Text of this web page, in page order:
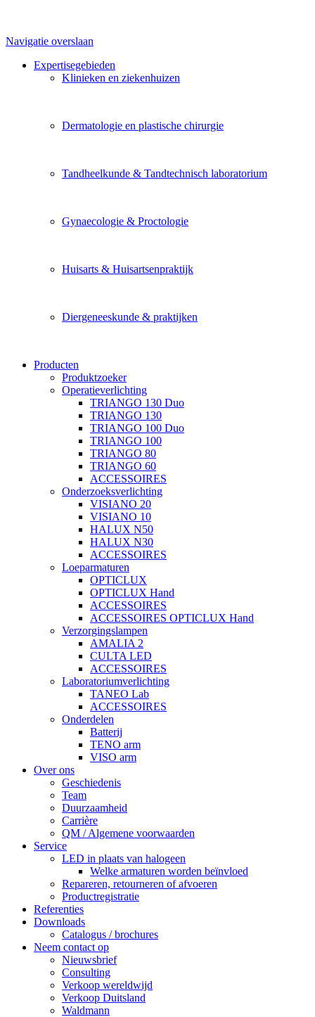
Navigatie overslaan
Expertisegebieden
Klinieken en ziekenhuizen
Dermatologie en plastische chirurgie
Tandheelkunde & Tandtechnisch laboratorium
Gynaecologie & Proctologie
Huisarts & Huisartsenpraktijk
Diergeneeskunde & praktijken
Producten
Produktzoeker
Operatieverlichting
TRIANGO 130 Duo
TRIANGO 130
TRIANGO 100 Duo
TRIANGO 100
TRIANGO 80
TRIANGO 60
ACCESSOIRES
Onderzoeksverlichting
VISIANO 20
VISIANO 10
HALUX N50
HALUX N30
ACCESSOIRES
Loeparmaturen
OPTICLUX
OPTICLUX Hand
ACCESSOIRES
ACCESSOIRES OPTICLUX Hand
Verzorgingslampen
AMALIA 2
CULTA LED
ACCESSOIRES
Laboratoriumverlichting
TANEO Lab
ACCESSOIRES
Onderdelen
Batterij
TENO arm
VISO arm
Over ons
Geschiedenis
Team
Duurzaamheid
Carrière
QM / Algemene voorwaarden
Service
LED in plaats van halogeen
Welke armaturen worden beïnvloed
Repareren, retourneren of afvoeren
Productregistratie
Referenties
Downloads
Catalogus / brochures
Neem contact op
Nieuwsbrief
Consulting
Verkoop wereldwijd
Verkoop Duitsland
Waldmann